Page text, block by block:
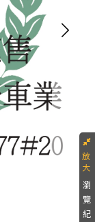
瀏
覽
紀